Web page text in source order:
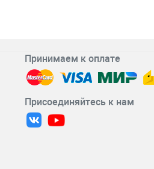
Принимаем к оплате
Присоединяйтесь к нам